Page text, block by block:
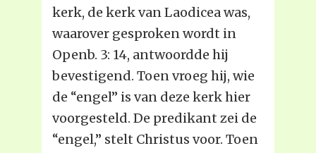
kerk, de kerk van Laodicea was,
waarover gesproken wordt in
Openb. 3: 14, antwoordde hij
bevestigend. Toen vroeg hij, wie
de “engel” is van deze kerk hier
voorgesteld. De predikant zei de
“engel,” stelt Christus voor. Toen